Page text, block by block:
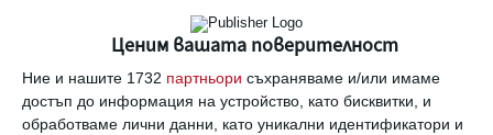
Ценим вашата поверителност
Ние и нашите 1732 партньори съхраняваме и/или имаме
достъп до информация на устройство, като бисквитки, и
обработваме лични данни, като уникални идентификатори и
Изследването е проведено сред група
момчета. Едните били местни, а другите с
корейски произход, но осиновени и израсли
от малки в холандски семейства.